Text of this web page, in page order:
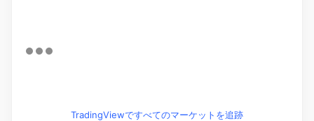
TradingViewですべてのマーケットを追跡